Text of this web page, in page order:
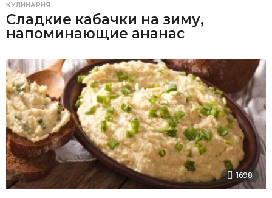
КУЛИНАРИЯ
Сладкие кабачки на зиму,
напоминающие ананас
1698